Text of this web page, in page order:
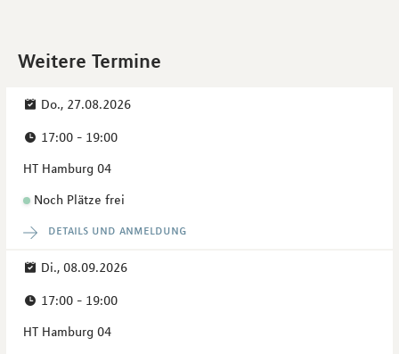
Weitere Termine
Do., 27.08.2026
17:00 - 19:00
HT Hamburg 04
Noch Plätze frei
details und anmeldung
Di., 08.09.2026
17:00 - 19:00
HT Hamburg 04